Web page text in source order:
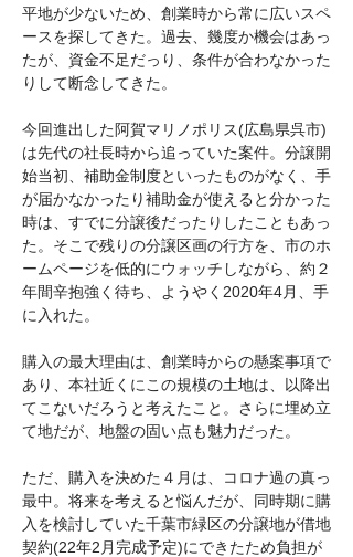
平地が少ないため、創業時から常に広いスペ
ースを探してきた。過去、幾度か機会はあっ
たが、資金不足だっり、条件が合わなかった
りして断念してきた。
今回進出した阿賀マリノポリス(広島県呉市)
は先代の社長時から追っていた案件。分譲開
始当初、補助金制度といったものがなく、手
が届かなかったり補助金が使えると分かった
時は、すでに分譲後だったりしたこともあっ
た。そこで残りの分譲区画の行方を、市のホ
ームページを低的にウォッチしながら、約２
年間辛抱強く待ち、ようやく2020年4月、手
に入れた。
購入の最大理由は、創業時からの懸案事項で
あり、本社近くにこの規模の土地は、以降出
てこないだろうと考えたこと。さらに埋め立
て地だが、地盤の固い点も魅力だった。
ただ、購入を決めた４月は、コロナ過の真っ
最中。将来を考えると悩んだが、同時期に購
入を検討していた千葉市緑区の分譲地が借地
契約(22年2月完成予定)にできたため負担が